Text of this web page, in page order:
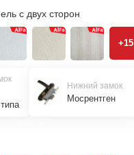
с двух сторон
+15
Нижний замок
Мосрентген